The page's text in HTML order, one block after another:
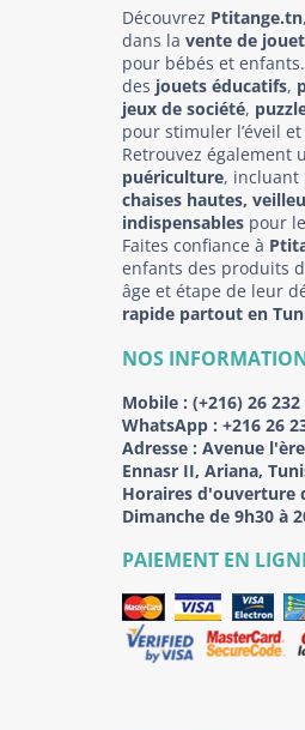
Découvrez Ptitange.tn
dans la vente de
pour bébés et
des jouets éducatifs,
jeux de société,
pour stimuler l’éveil
Retrouvez également
puériculture, incluant
chaises hautes,
indispensables pour
Faites confiance à
enfants des produits
âge et étape de leur
rapide partout en
NOS
Mobile : (+216) 26 232
WhatsApp : +216 26
Adresse : Avenue
Ennasr II, Ariana,
Horaires d'ouverture
Dimanche de 9h30 à
PAIEMENT EN